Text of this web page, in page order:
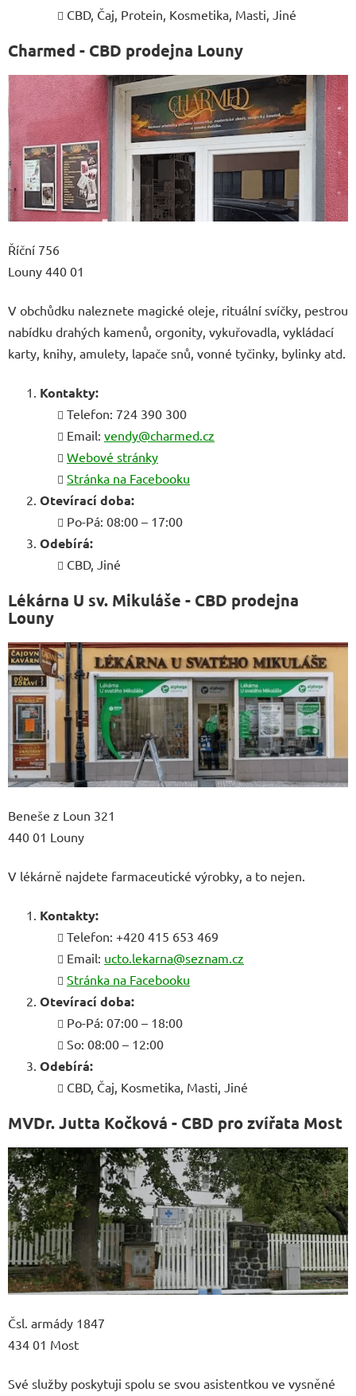
CBD, Čaj, Protein, Kosmetika, Masti, Jiné
Charmed - CBD prodejna Louny
Říční 756
Louny 440 01
V obchůdku naleznete magické oleje, rituální svíčky, pestrou
nabídku drahých kamenů, orgonity, vykuřovadla, vykládací
karty, knihy, amulety, lapače snů, vonné tyčinky, bylinky atd.
Kontakty:
Telefon: 724 390 300
Email: vendy@charmed.cz
Webové stránky
Stránka na Facebooku
Otevírací doba:
Po-Pá: 08:00 – 17:00
Odebírá:
CBD, Jiné
Lékárna U sv. Mikuláše - CBD prodejna
Louny
Beneše z Loun 321
440 01 Louny
V lékárně najdete farmaceutické výrobky, a to nejen.
Kontakty:
Telefon: +420 415 653 469
Email: ucto.lekarna@seznam.cz
Stránka na Facebooku
Otevírací doba:
Po-Pá: 07:00 – 18:00
So: 08:00 – 12:00
Odebírá:
CBD, Čaj, Kosmetika, Masti, Jiné
MVDr. Jutta Kočková - CBD pro zvířata Most
Čsl. armády 1847
434 01 Most
Své služby poskytuji spolu se svou asistentkou ve vysněné